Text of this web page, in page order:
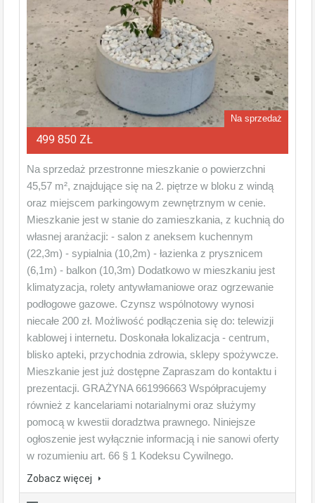
Na sprzedaż
499 850 ZŁ
Na sprzedaż przestronne mieszkanie o powierzchni
45,57 m², znajdujące się na 2. piętrze w bloku z windą
oraz miejscem parkingowym zewnętrznym w cenie.
Mieszkanie jest w stanie do zamieszkania, z kuchnią do
własnej aranżacji: - salon z aneksem kuchennym
(22,3m) - sypialnia (10,2m) - łazienka z prysznicem
(6,1m) - balkon (10,3m) Dodatkowo w mieszkaniu jest
klimatyzacja, rolety antywłamaniowe oraz ogrzewanie
podłogowe gazowe. Czynsz wspólnotowy wynosi
niecałe 200 zł. Możliwość podłączenia się do: telewizji
kablowej i internetu. Doskonała lokalizacja - centrum,
blisko apteki, przychodnia zdrowia, sklepy spożywcze.
Mieszkanie jest już dostępne Zapraszam do kontaktu i
prezentacji. GRAŻYNA 661996663 Współpracujemy
również z kancelariami notarialnymi oraz służymy
pomocą w kwestii doradztwa prawnego. Niniejsze
ogłoszenie jest wyłącznie informacją i nie sanowi oferty
w rozumieniu art. 66 § 1 Kodeksu Cywilnego.
Zobacz więcej